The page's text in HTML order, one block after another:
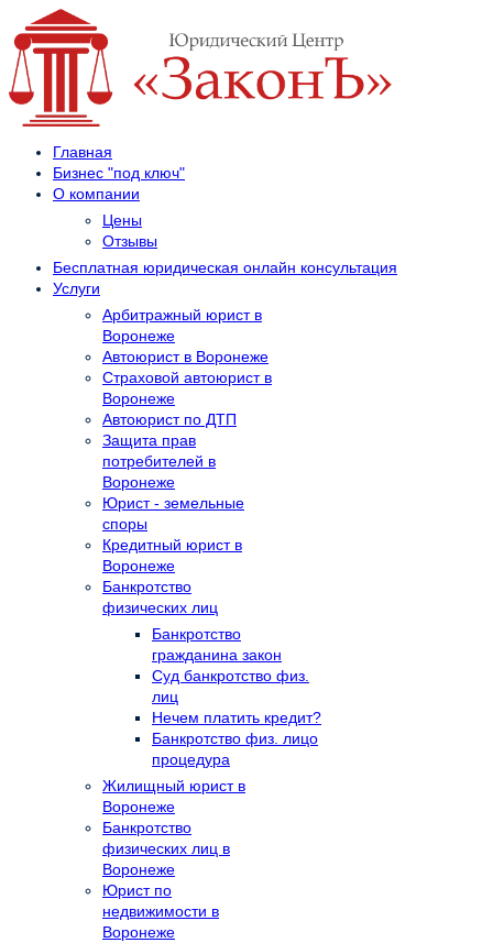
Главная
Бизнес "под ключ"
О компании
Цены
Отзывы
Бесплатная юридическая онлайн консультация
Услуги
Арбитражный юрист в
Воронеже
Автоюрист в Воронеже
Страховой автоюрист в
Воронеже
Автоюрист по ДТП
Защита прав
потребителей в
Воронеже
Юрист - земельные
споры
Кредитный юрист в
Воронеже
Банкротство
физических лиц
Банкротство
гражданина закон
Суд банкротство физ.
лиц
Нечем платить кредит?
Банкротство физ. лицо
процедура
Жилищный юрист в
Воронеже
Банкротство
физических лиц в
Воронеже
Юрист по
недвижимости в
Воронеже